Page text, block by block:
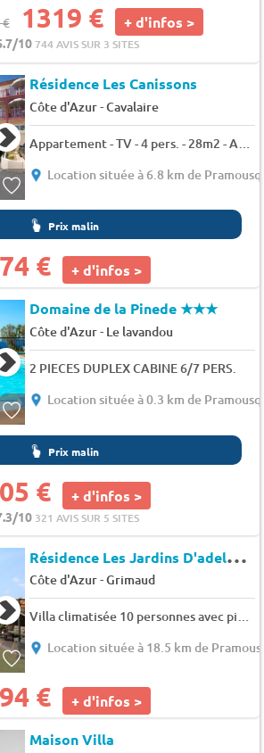
1319 € + d'infos >
10744 AVIS SUR 3 SITES
Résidence Les Canissons
Côte d'Azur-Cavalaire
Appartement - TV - 4 pers. - 28m2 - Animaux admis
Location située à 6.8 km de
Prix malin
€ + d'infos >
Domaine de la Pinede★★★
Côte d'Azur- Le lavandou
2 PIECES DUPLEX CABINE 6/7 PERS.
Location située à 0.3 km de
Prix malin
€ + d'infos >
10 321 AVIS SUR 5 SITES
R
ésidence Les Jardins D'adelaide
Côte d'Azur-Grimaud
Villa climatisée 10 personnes avec piscine privé et plage à pied à Grimaud - 10 pers. - 135m2 - TV
Location située à 18.5 km de
€ + d'infos >
Maison Villa